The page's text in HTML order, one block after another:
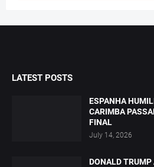
LATEST POSTS
ESPANHA
CARIMBA
FINAL
July 14, 2026
DONALD TRUMP